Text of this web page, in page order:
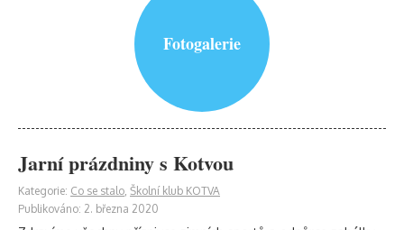
Fotogalerie
Jarní prázdniny s Kotvou
Kategorie: Co se stalo, Školní klub KOTVA
Publikováno: 2. března 2020